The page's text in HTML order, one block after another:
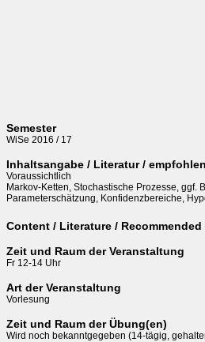
Semester
WiSe 2016 / 17
Inhaltsangabe / Literatur /
Voraussichtlich
Markov-Ketten, Stochastische Prozesse, ggf.
Parameterschätzung, Konfidenzbereiche,
Content / Literature /
Zeit und Raum der Veranstaltung
Fr 12-14 Uhr
Art der Veranstaltung
Vorlesung
Zeit und Raum der Übung(en)
Wird noch bekanntgegeben (14-tägig,